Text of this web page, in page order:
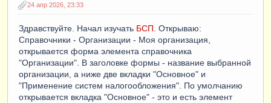
24 апр 2026, 23:33
Здравствуйте. Начал изучать БСП . Открываю:
Справочники - Организации - Моя организация,
открывается форма элемента справочника
"Организации". В заголовке формы - название выбранной
организации, а ниже две вкладки "Основное" и
"Применение систем налогообложения". По умолчанию
открывается вкладка "Основное" - это и есть элемент